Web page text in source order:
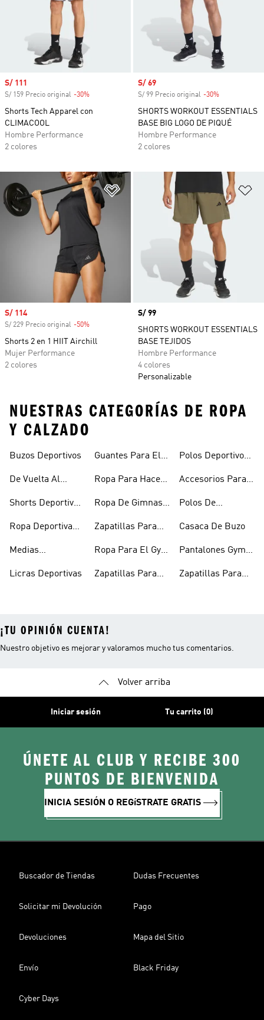
Precio de venta
S/ 111
S/ 159 Precio original -30%
Shorts Tech Apparel con
CLIMACOOL
Hombre Performance
2 colores
Precio de venta
S/ 69
S/ 99 Precio original -30%
SHORTS WORKOUT ESSENTIALS
BASE BIG LOGO DE PIQUÉ
Hombre Performance
2 colores
Añadir a la lista de deseos
Precio de venta
S/ 114
S/ 229 Precio original -50%
Shorts 2 en 1 HIIT Airchill
Mujer Performance
2 colores
Precio
S/ 99
SHORTS WORKOUT ESSENTIALS
BASE TEJIDOS
Hombre Performance
4 colores
Personalizable
NUESTRAS CATEGORÍAS DE ROPA
Y CALZADO
Buzos Deportivos
De Vuelta Al
Shorts Deportivos
Ropa Deportiva
Medias
Licras Deportivas
Guantes Para El
Ropa Para Hacer
Ropa De Gimnasio
Zapatillas Para
Ropa Para El Gym
Zapatillas Para
Polos Deportivos
Camisero
Accesorios Para
Polos De
Casaca De Buzo
Pantalones Gym
Zapatillas Para
¡TU OPINIÓN CUENTA!
Nuestro objetivo es mejorar y valoramos mucho tus comentarios.
Volver arriba
Iniciar sesión Tu carrito (0)
ÚNETE AL CLUB Y RECIBE 300
PUNTOS DE BIENVENIDA
INICIA SESIÓN O REGíSTRATE GRATIS
Buscador de Tiendas Dudas Frecuentes
Solicitar mi Devolución Pago
Devoluciones Mapa del Sitio
Envío Black Friday
Cyber Days